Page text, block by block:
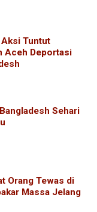
Aksi Tuntut
Aceh Deportasi
Sehari
Orang Tewas di
Massa Jelang